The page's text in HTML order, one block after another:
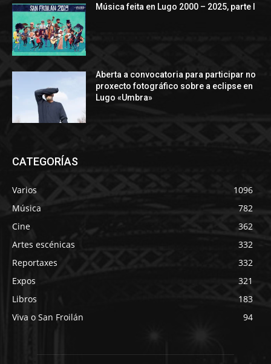
Música feita en Lugo 2000 – 2025, parte I
Aberta a convocatoria para participar no
proxecto fotográfico sobre a eclipse en
Lugo «Umbra»
CATEGORÍAS
Varios
1096
Música
782
Cine
362
Artes escénicas
332
Reportaxes
332
Expos
321
Libros
183
Viva o San Froilán
94